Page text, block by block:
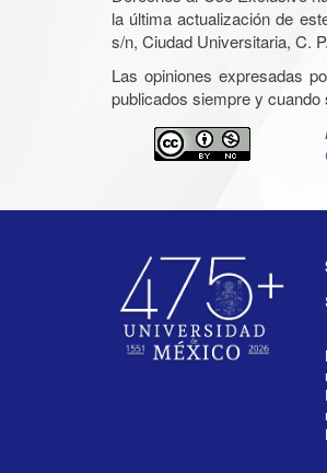
la última actualización de
s/n, Ciudad Universitaria, C.
Las opiniones expresadas
publicados siempre y